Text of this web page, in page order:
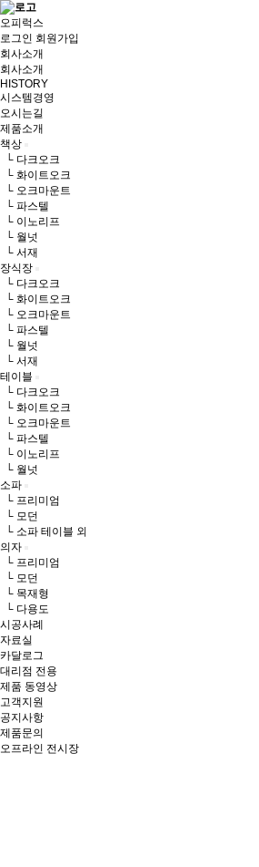
오피럭스
로그인 회원가입
회사소개
회사소개
HISTORY
시스템경영
오시는길
제품소개
책상
└ 다크오크
└ 화이트오크
└ 오크마운트
└ 파스텔
└ 이노리프
└ 월넛
└ 서재
장식장
└ 다크오크
└ 화이트오크
└ 오크마운트
└ 파스텔
└ 월넛
└ 서재
테이블
└ 다크오크
└ 화이트오크
└ 오크마운트
└ 파스텔
└ 이노리프
└ 월넛
소파
└ 프리미엄
└ 모던
└ 소파 테이블 외
의자
└ 프리미엄
└ 모던
└ 목재형
└ 다용도
시공사례
자료실
카달로그
대리점 전용
제품 동영상
고객지원
공지사항
제품문의
오프라인 전시장